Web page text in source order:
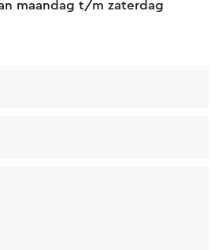
maandag t/m zaterdag